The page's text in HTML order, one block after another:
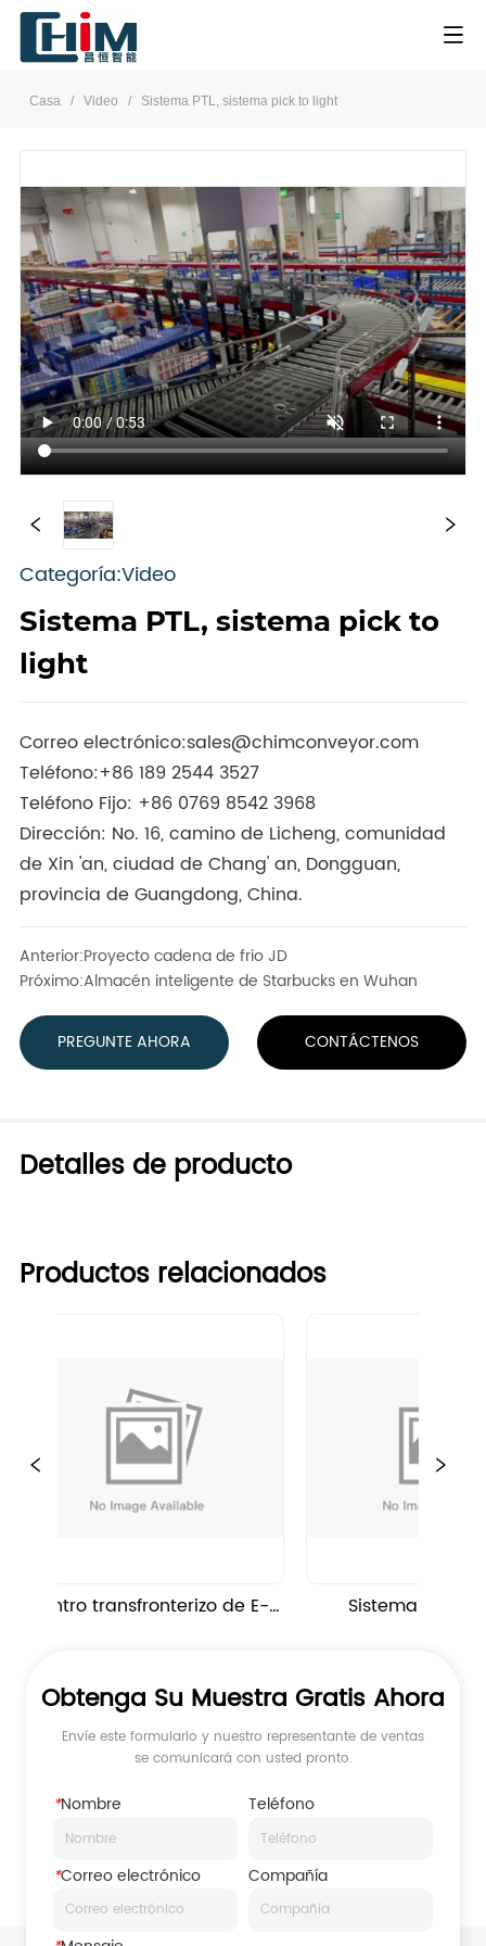
Casa / Video / Sistema PTL, sistema pick to light
Categoría:Video
Sistema PTL, sistema pick to
light
Correo electrónico:sales@chimconveyor.com
Teléfono:+86 189 2544 3527
Teléfono Fijo: +86 0769 8542 3968
Dirección: No. 16, camino de Licheng, comunidad
de Xin 'an, ciudad de Chang' an, Dongguan,
provincia de Guangdong, China.
Anterior:Proyecto cadena de frio JD
Próximo:Almacén inteligente de Starbucks en Wuhan
PREGUNTE AHORA CONTÁCTENOS
Detalles de producto
Productos relacionados
Centro transfronterizo de E- Sistema de
Obtenga Su Muestra Gratis Ahora
Envíe este formulario y nuestro representante de ventas
se comunicará con usted pronto.
*Nombre Teléfono
*Correo electrónico Compañía